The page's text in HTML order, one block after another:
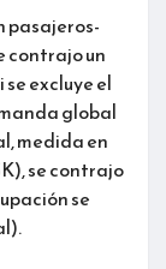
pasajeros-
contrajo un
excluye el
global
medida en
se contrajo
se